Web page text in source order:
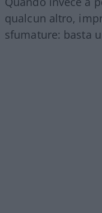
qualcun altro,
sfumature: basta